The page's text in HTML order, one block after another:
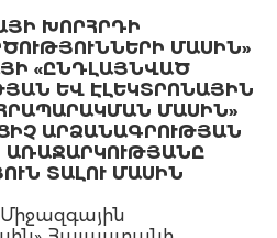
ԽՈՐՀՐԴԻ
ՄԱՍԻՆ»
«ԸՆԴԼԱՅՆՎԱԾ
ԵՎ ԷԼԵԿՏՐՈՆԱՅԻՆ
ՄԱՍԻՆ»
ԱՐՁԱՆԱԳՐՈՒԹՅԱՆ
ԱՌԱՋԱՐԿՈՒԹՅԱՆԸ
ՏԱԼՈՒ ՄԱՍԻՆ